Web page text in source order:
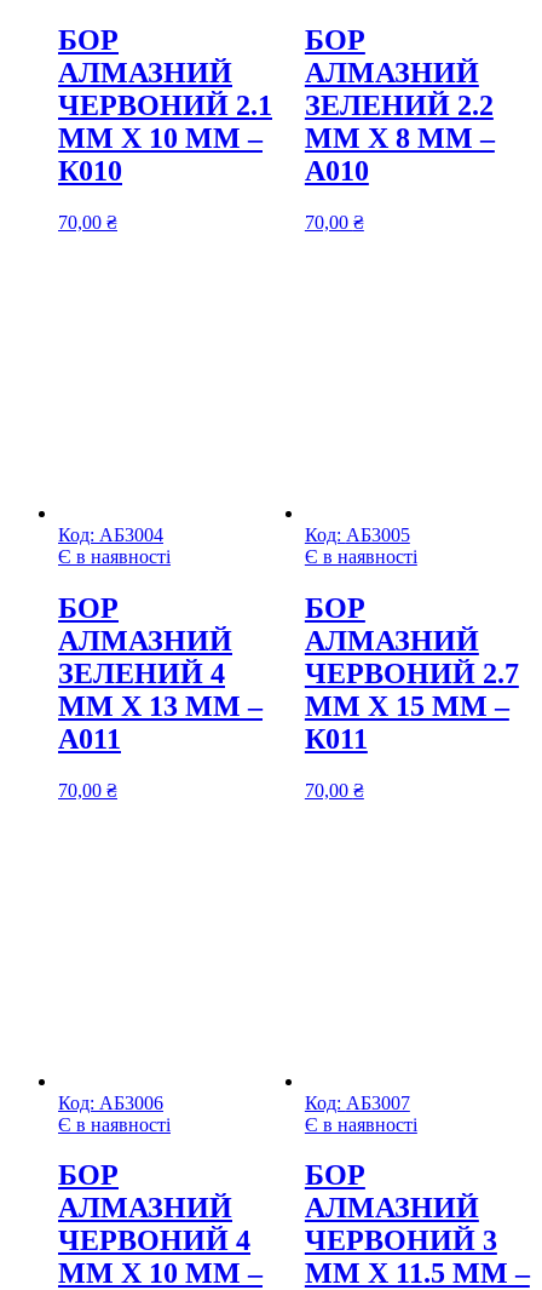
БОР
АЛМАЗНИЙ
ЧЕРВОНИЙ 2.1
ММ Х 10 ММ –
К010
70,00 ₴
БОР
АЛМАЗНИЙ
ЗЕЛЕНИЙ 2.2
ММ Х 8 ММ –
А010
70,00 ₴
Код: АБ3004
Є в наявності
БОР
АЛМАЗНИЙ
ЗЕЛЕНИЙ 4
ММ Х 13 ММ –
А011
70,00 ₴
Код: АБ3005
Є в наявності
БОР
АЛМАЗНИЙ
ЧЕРВОНИЙ 2.7
ММ Х 15 ММ –
К011
70,00 ₴
Код: АБ3006
Є в наявності
БОР
АЛМАЗНИЙ
ЧЕРВОНИЙ 4
ММ Х 10 ММ –
Код: АБ3007
Є в наявності
БОР
АЛМАЗНИЙ
ЧЕРВОНИЙ 3
ММ Х 11.5 ММ –